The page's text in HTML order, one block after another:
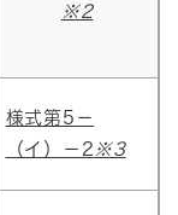
※2
様式第5－
（イ）－2 ※3